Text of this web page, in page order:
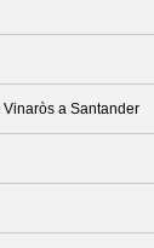
a Santander